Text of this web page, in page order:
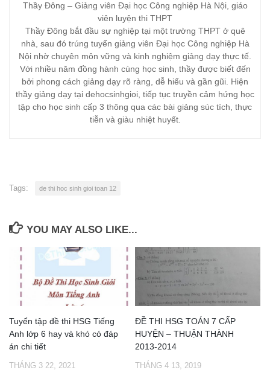
Thầy Đông – Giảng viên Đại học Công nghiệp Hà Nội, giáo
viên luyện thi THPT
Thầy Đông bắt đầu sự nghiệp tại một trường THPT ở quê
nhà, sau đó trúng tuyển giảng viên Đại học Công nghiệp Hà
Nội nhờ chuyên môn vững và kinh nghiệm giảng dạy thực tế.
Với nhiều năm đồng hành cùng học sinh, thầy được biết đến
bởi phong cách giảng dạy rõ ràng, dễ hiểu và gần gũi. Hiện
thầy giảng dạy tại dehocsinhgioi, tiếp tục truyền cảm hứng học
tập cho học sinh cấp 3 thông qua các bài giảng súc tích, thực
tiễn và giàu nhiệt huyết.
Tags: de thi hoc sinh gioi toan 12
YOU MAY ALSO LIKE...
Tuyển tập đề thi HSG Tiếng
Anh lớp 6 hay và khó có đáp
án chi tiết
THÁNG 3 22, 2021
ĐỀ THI HSG TOÁN 7 CẤP
HUYỆN – THUẬN THÀNH
2013-2014
THÁNG 4 13, 2019